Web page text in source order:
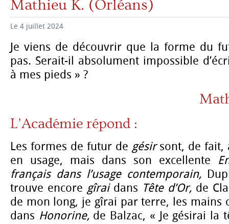
Mathieu K. (Orléans)
Le 4 juillet 2024
Je viens de découvrir que la forme du
pas. Serait-il absolument impossible
à mes pieds » ?
L’Académie répond :
Les formes de futur de gésirsont, de fait,
en usage, mais dans son excellente
français dans l’usage contemporain,
trouve encore gîraidans Tête d’Or, de
de mon long, je gîrai par terre, les mains
dans Honorine, de Balzac, « Je gésirai la